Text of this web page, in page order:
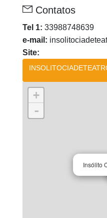
Contatos
Tel 1: 33988748639
e-mail:
Site:
Insólito
+
-